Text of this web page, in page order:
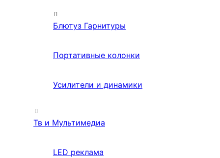
Блютуз Гарнитуры
Портативные колонки
Усилители и динамики
Тв и Мультимедиа
LED реклама